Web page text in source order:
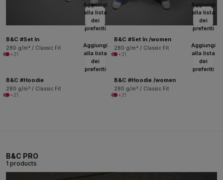
Aggiungi
alla lista
dei
preferiti
B&C #Set In
280 g/m² / Classic Fit
+31
Aggiungi
alla lista
dei
preferiti
B&C #Set In /women
280 g/m² / Classic Fit
+31
Aggiungi
alla lista
dei
preferiti
B&C #Hoodie
280 g/m² / Classic Fit
+31
Aggiungi
alla lista
dei
preferiti
B&C #Hoodie /women
280 g/m² / Classic Fit
+31
B&C PRO
1 products